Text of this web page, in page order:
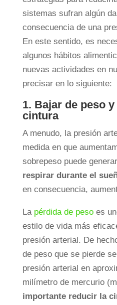
sistemas sufran algún
consecuencia de una
En este sentido, es
algunos hábitos
nuevas actividades en
precisar en lo siguiente:
1. Bajar de peso
cintura
A menudo, la presión
medida en que
sobrepeso puede generar
respirar durante el
en consecuencia,
La pérdida de pesoes
estilo de vida más
presión arterial. De
de peso que se pierde
presión arterial en
milímetro de mercurio
importante reducir la